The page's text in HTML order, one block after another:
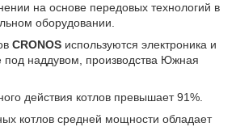
на основе передовых технологий в
оборудовании.
CRONOS используются электроника и
под наддувом, производства Южная
действия котлов превышает 91%.
котлов средней мощности обладает